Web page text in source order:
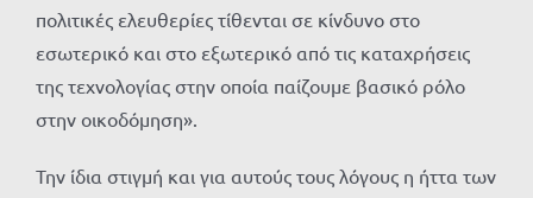
πολιτικές ελευθερίες τίθενται σε κίνδυνο στο
εσωτερικό και στο εξωτερικό από τις καταχρήσεις
της τεχνολογίας στην οποία παίζουμε βασικό ρόλο
στην οικοδόμηση».
Την ίδια στιγμή και για αυτούς τους λόγους η ήττα των